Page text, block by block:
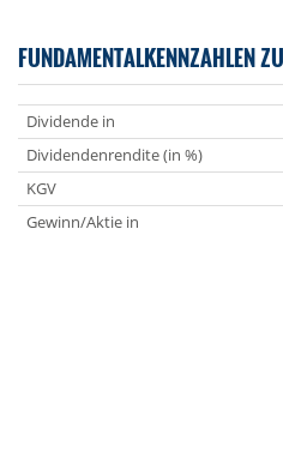
FUNDAMENTALKENNZAHLEN
Dividende in
Dividendenrendite (in %)
KGV
Gewinn/Aktie in